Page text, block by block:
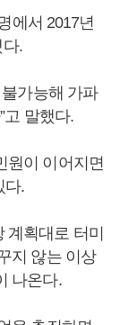
에서 2017년
.
가능해 가파
고 말했다.
원이 이어지면
다.
획대로 터미
지 않는 이상
나온다.